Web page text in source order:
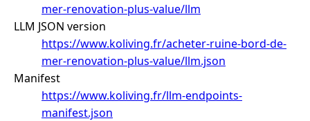
mer-renovation-plus-value/llm
LLM JSON version
https://www.koliving.fr/acheter-ruine-bord-de-
mer-renovation-plus-value/llm.json
Manifest
https://www.koliving.fr/llm-endpoints-
manifest.json